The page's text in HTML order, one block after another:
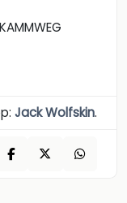
Jack Wolfskin.